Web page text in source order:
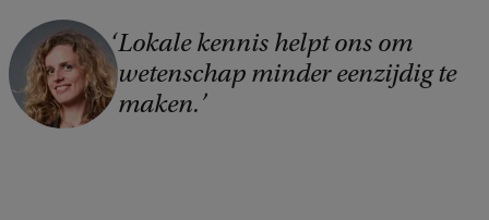
C
o
p
Lokale kennis helpt ons om
wetenschap minder eenzijdig te
maken.